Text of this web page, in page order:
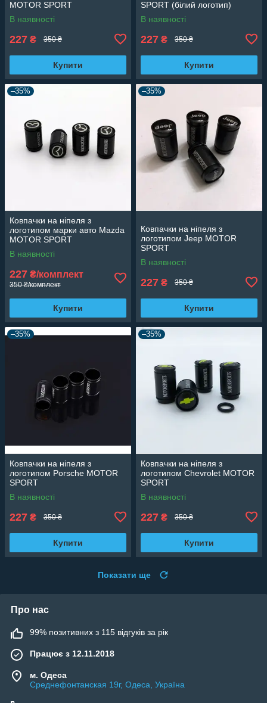
MOTOR SPORT
В наявності
227 ₴ 350 ₴
Купити
SPORT (білий логотип)
В наявності
227 ₴ 350 ₴
Купити
–35%
Ковпачки на ніпеля з
логотипом марки авто Mazda
MOTOR SPORT
В наявності
227 ₴/комплект
350 ₴/комплект
Купити
–35%
Ковпачки на ніпеля з
логотипом Jeep MOTOR
SPORT
В наявності
227 ₴ 350 ₴
Купити
–35%
Ковпачки на ніпеля з
логотипом Porsche MOTOR
SPORT
В наявності
227 ₴ 350 ₴
Купити
–35%
Ковпачки на ніпеля з
логотипом Chevrolet MOTOR
SPORT
В наявності
227 ₴ 350 ₴
Купити
Показати ще
Про нас
99% позитивних з 115 відгуків за рік
Працює з 12.11.2018
м. Одеса
Среднефонтанская 19г, Одеса, Україна